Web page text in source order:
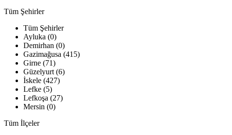
Tüm Şehirler
Tüm Şehirler
Ayluka (0)
Demirhan (0)
Gazimağusa (415)
Girne (71)
Güzelyurt (6)
İskele (427)
Lefke (5)
Lefkoşa (27)
Mersin (0)
Tüm İlçeler